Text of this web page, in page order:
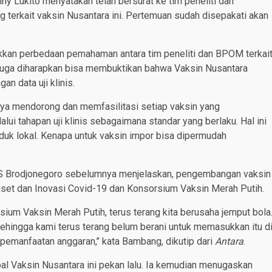
terkait vaksin Nusantara ini. Pertemuan sudah disepakati akan
perbedaan pemahaman antara tim peneliti dan BPOM terkait
diharapkan bisa membuktikan bahwa Vaksin Nusantara
data uji klinis.
mendorong dan memfasilitasi setiap vaksin yang
tahapan uji klinis sebagaimana standar yang berlaku. Hal ini
lokal. Kenapa untuk vaksin impor bisa dipermudah
sebelumnya menjelaskan, pengembangan vaksin
dan Inovasi Covid-19 dan Konsorsium Vaksin Merah Putih.
Vaksin Merah Putih, terus terang kita berusaha jemput bola.
kami terus terang belum berani untuk memasukkan itu di
anggaran,’’ kata Bambang, dikutip dari Antara.
Vaksin Nusantara ini pekan lalu. Ia kemudian menugaskan